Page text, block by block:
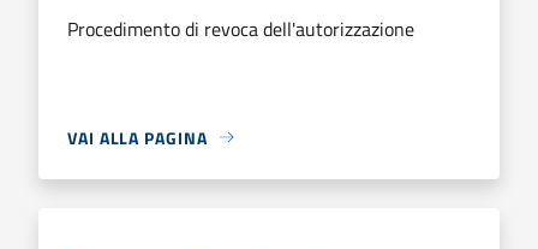
Procedimento di revoca dell'autorizzazione
VAI ALLA PAGINA